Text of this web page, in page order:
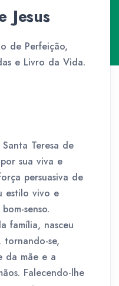
Jesus
de Perfeição,
e Livro da Vida.
Teresa de
sua viva e
persuasiva de
estilo vivo e
senso.
família, nasceu
se,
da mãe e a
Falecendo-lhe